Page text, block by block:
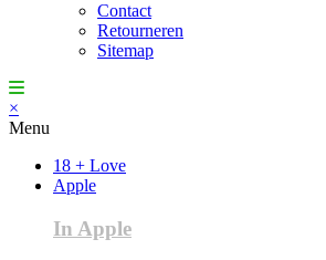
Contact
Retourneren
Sitemap
×
Menu
18 + Love
Apple
In Apple